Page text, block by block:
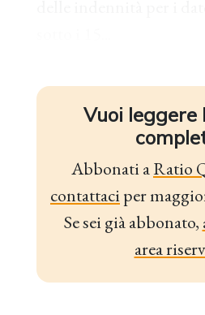
Vuoi leggere
Abbonati aRatio
contattaciper
Se sei già abbonato,
area